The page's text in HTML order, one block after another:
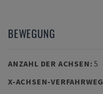
BEWEGUNG
ANZAHL DER ACHSEN:5
X-ACHSEN-VERFAHRWEG